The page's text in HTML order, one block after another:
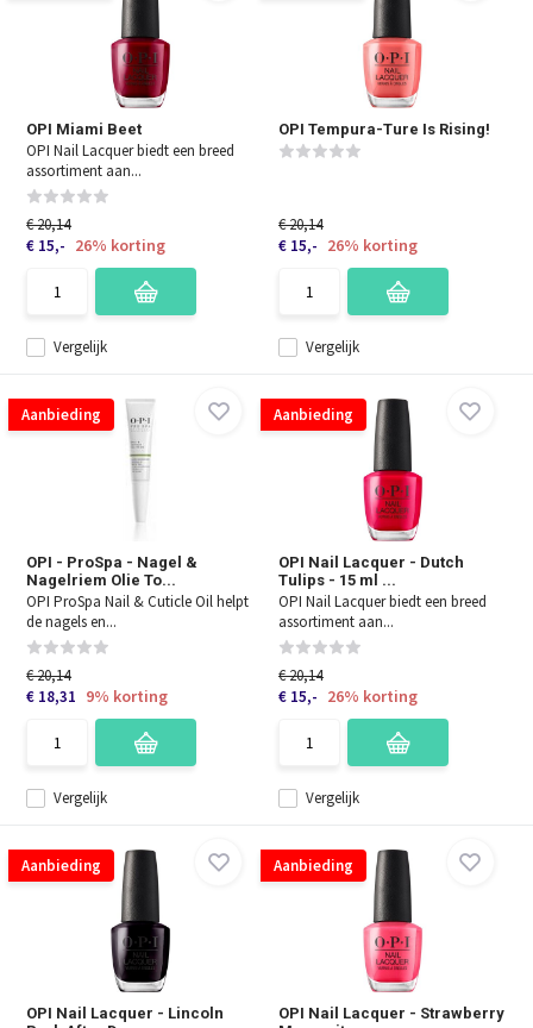
OPI Miami Beet
OPI Nail Lacquer biedt een breed
assortiment aan...
Vergelijk
€ 20,14
€ 15,- 26% korting
OPI Tempura-Ture Is Rising!
Vergelijk
€ 20,14
€ 15,- 26% korting
Aanbieding
OPI - ProSpa - Nagel &
Nagelriem Olie To...
OPI ProSpa Nail & Cuticle Oil helpt
de nagels en...
Vergelijk
€ 20,14
€ 18,31 9% korting
Aanbieding
OPI Nail Lacquer - Dutch
Tulips - 15 ml ...
OPI Nail Lacquer biedt een breed
assortiment aan...
Vergelijk
€ 20,14
€ 15,- 26% korting
Aanbieding
OPI Nail Lacquer - Lincoln
Aanbieding
OPI Nail Lacquer - Strawberry